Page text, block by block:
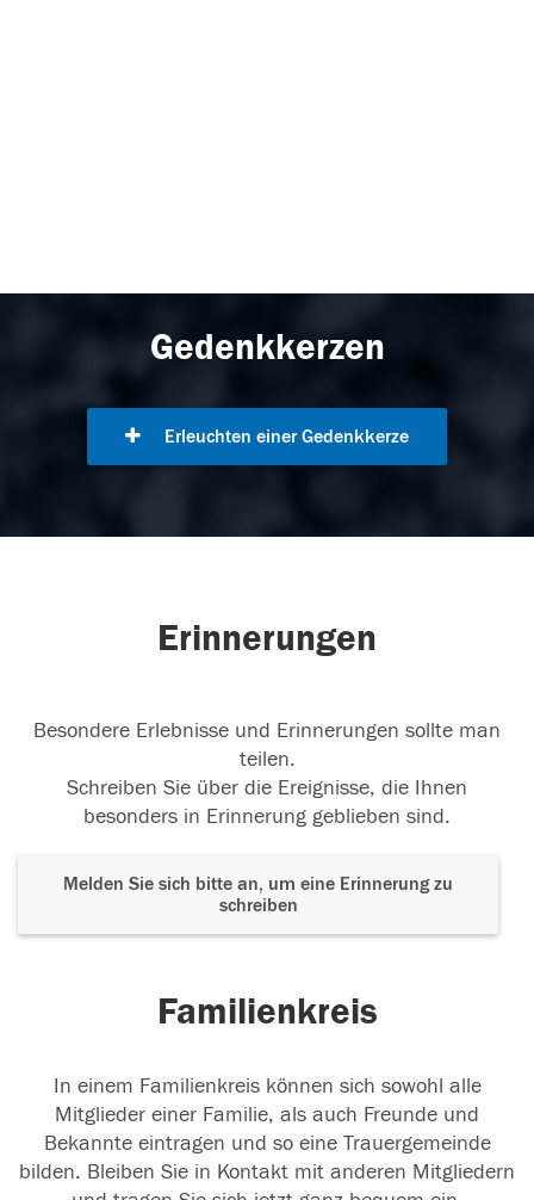
Gedenkkerzen
Erleuchten einer Gedenkkerze
Erinnerungen
Besondere Erlebnisse und Erinnerungen sollte man
teilen.
Schreiben Sie über die Ereignisse, die Ihnen
besonders in Erinnerung geblieben sind.
Melden Sie sich bitte an, um eine Erinnerung zu
schreiben
Familienkreis
In einem Familienkreis können sich sowohl alle
Mitglieder einer Familie, als auch Freunde und
Bekannte eintragen und so eine Trauergemeinde
bilden. Bleiben Sie in Kontakt mit anderen Mitgliedern